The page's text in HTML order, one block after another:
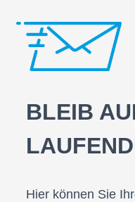
BLEIB
Hier können Sie